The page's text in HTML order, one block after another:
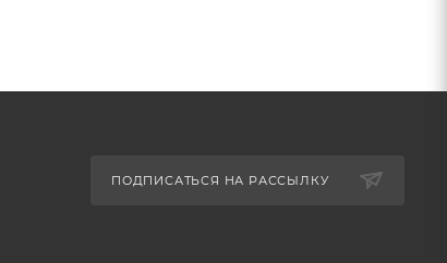
ПОДПИСАТЬСЯ НА РАССЫЛКУ